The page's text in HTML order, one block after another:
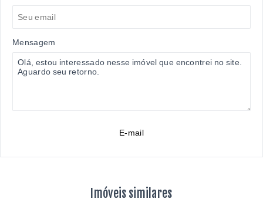
Mensagem
E-mail
Imóveis similares